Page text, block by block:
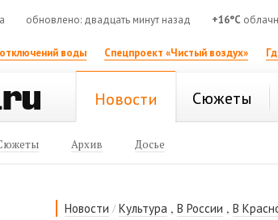
обновлено: двадцать минут назад +16°C
воды Спецпроект «Чистый воздух»
Новости Сюжеты
Архив Досье
Новости /Культура ,В России ,В